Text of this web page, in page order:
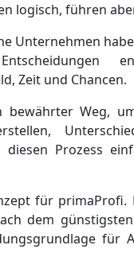
logisch, führen
Unternehmen
Zeit und Chancen.
Weg,
Prozess
für primaProfi.
dem